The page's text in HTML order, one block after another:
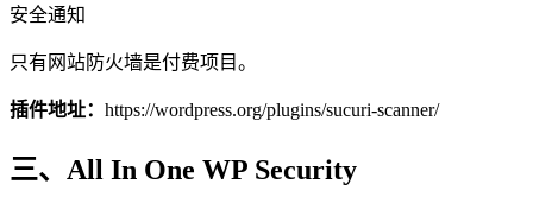
安全通知
只有网站防火墙是付费项目。
插件地址： https://wordpress.org/plugins/sucuri-scanner/
三、All In One WP Security